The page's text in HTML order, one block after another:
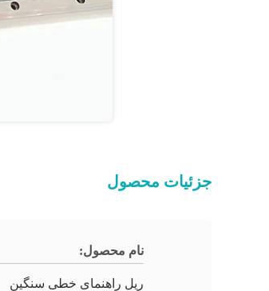
جزئیات محصول
نام محصول:
ریل راهنمای خطی سنگین